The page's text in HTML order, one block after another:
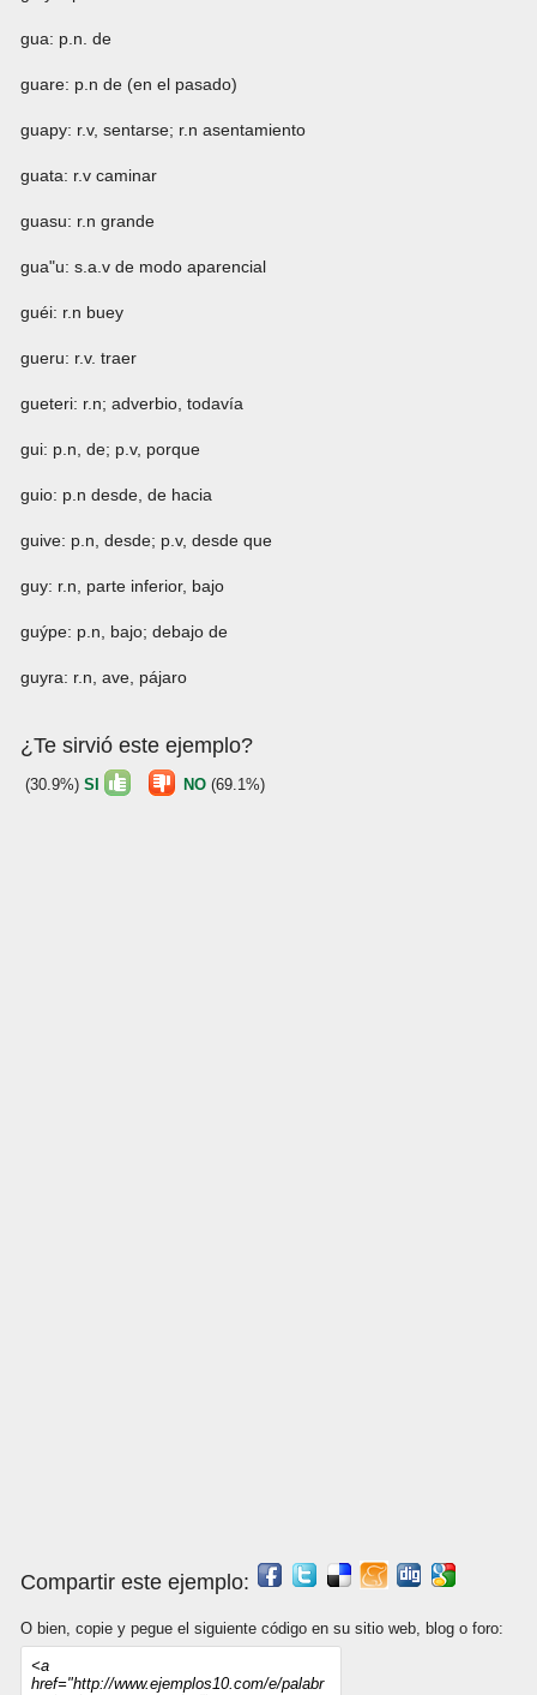
gua: p.n. de
guare: p.n de (en el pasado)
guapy: r.v, sentarse; r.n asentamiento
guata: r.v caminar
guasu: r.n grande
gua"u: s.a.v de modo aparencial
guéi: r.n buey
gueru: r.v. traer
gueteri: r.n; adverbio, todavía
gui: p.n, de; p.v, porque
guio: p.n desde, de hacia
guive: p.n, desde; p.v, desde que
guy: r.n, parte inferior, bajo
guýpe: p.n, bajo; debajo de
guyra: r.n, ave, pájaro
¿Te sirvió este ejemplo?
(30.9%) SI NO (69.1%)
Compartir este ejemplo:
O bien, copie y pegue el siguiente código en su sitio web, blog o foro: